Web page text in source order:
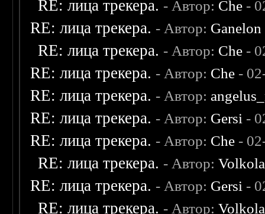
RE: лица трекера. - Автор: Che -
RE: лица трекера. - Автор: Ganelon
RE: лица трекера. - Автор: Che -
RE: лица трекера. - Автор: Che -
RE: лица трекера. - Автор:
RE: лица трекера. - Автор: Gersi -
RE: лица трекера. - Автор: Che -
RE: лица трекера. - Автор:
RE: лица трекера. - Автор: Gersi -
RE: лица трекера. - Автор: